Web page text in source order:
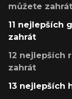
můžete zahrát
11 nejlepších
zahrát
12 nejlepších
zahrát
13 nejlepších